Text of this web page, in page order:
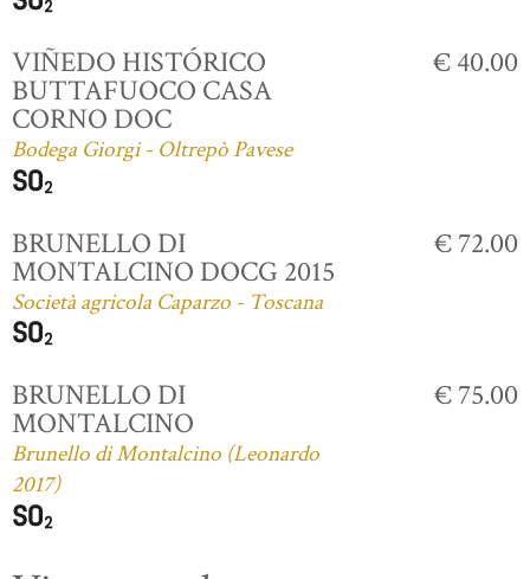
VIÑEDO HISTÓRICO
BUTTAFUOCO CASA
CORNO DOC
Bodega Giorgi - Oltrepò Pavese
€ 40.00
BRUNELLO DI
MONTALCINO DOCG 2015
Società agricola Caparzo - Toscana
€ 72.00
BRUNELLO DI
MONTALCINO
Brunello di Montalcino (Leonardo
2017)
€ 75.00